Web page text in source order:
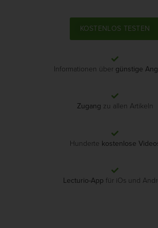
KOSTENLOS TESTEN
Informationen über günstige
Zugang zu allen Artikeln
Hunderte kostenlose
Lecturio-App für iOs und